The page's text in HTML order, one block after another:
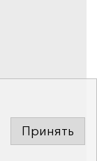
Принять